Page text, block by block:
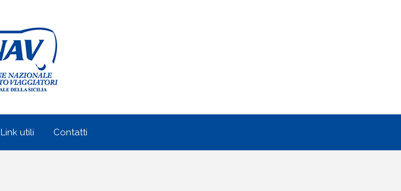
Link utili Contatti